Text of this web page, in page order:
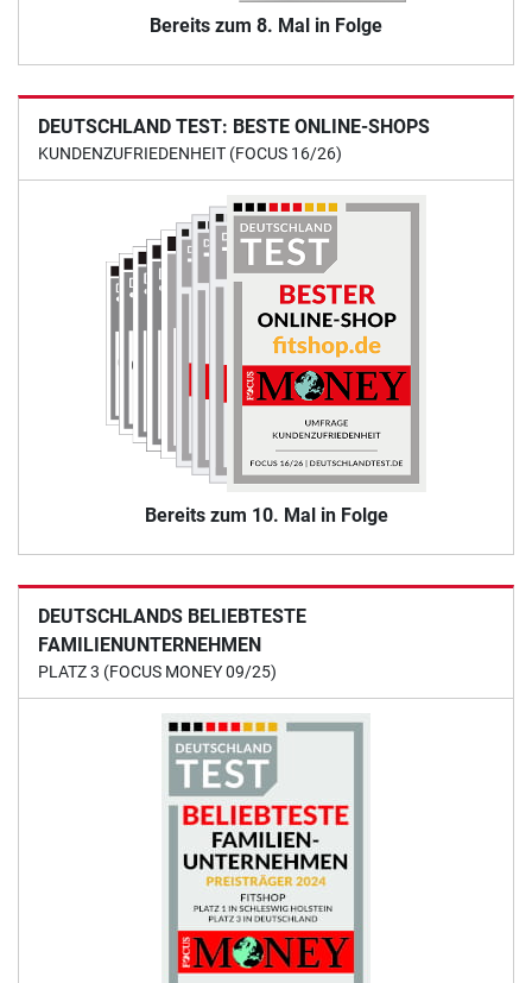
Bereits zum 8. Mal in Folge
DEUTSCHLAND TEST: BESTE ONLINE-SHOPS
KUNDENZUFRIEDENHEIT (FOCUS 16/26)
Bereits zum 10. Mal in Folge
DEUTSCHLANDS BELIEBTESTE
FAMILIENUNTERNEHMEN
PLATZ 3 (FOCUS MONEY 09/25)